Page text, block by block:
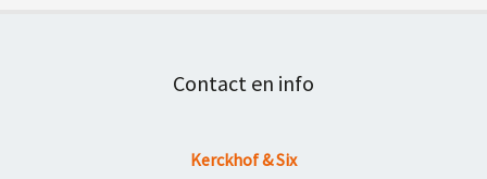
Contact en info
Kerckhof & Six